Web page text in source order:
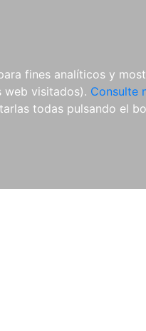
fines analíticos y
web visitados). Consulte
todas pulsando el